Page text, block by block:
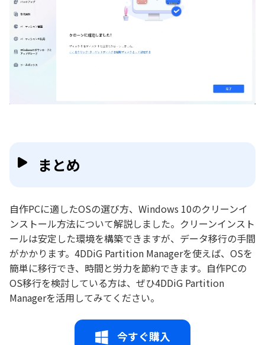
まとめ
自作PCに適したOSの選び方、Windows 10のクリーンイ
ンストール方法について解説しました。クリーンインスト
ールは安定した環境を構築できますが、データ移行の手間
がかかります。4DDiG Partition Managerを使えば、OSを
簡単に移行でき、時間と労力を節約できます。自作PCの
OS移行を検討している方は、ぜひ4DDiG Partition
Managerを活用してみてください。
今すぐ購入